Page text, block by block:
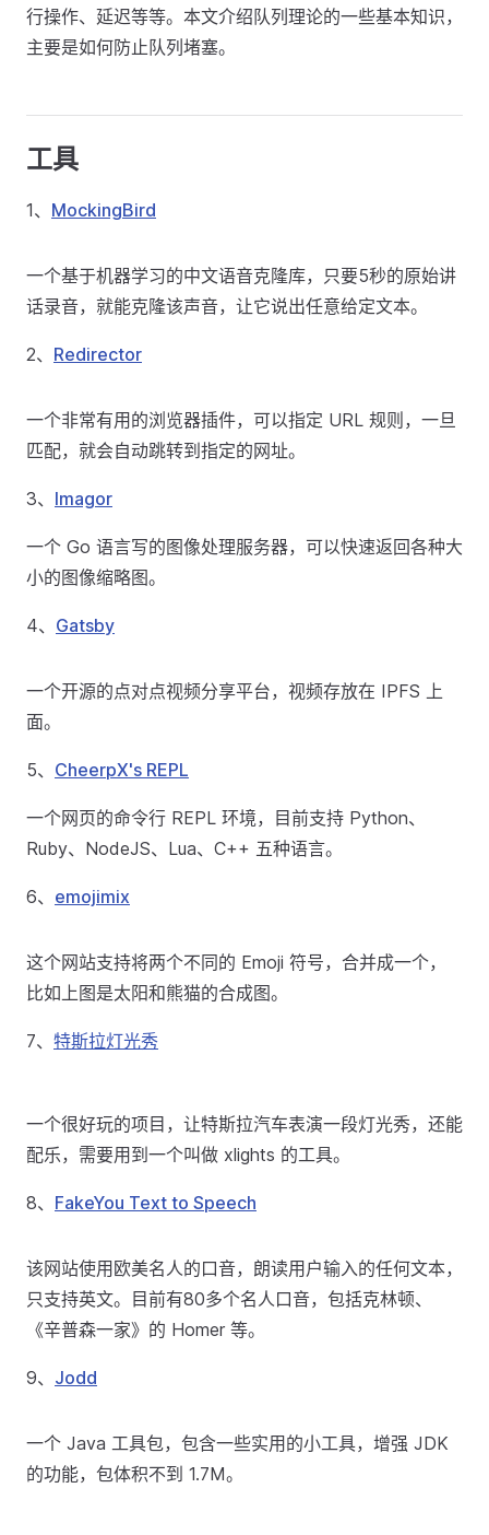
行操作、延迟等等。本文介绍队列理论的一些基本知识，
主要是如何防止队列堵塞。
工具
1、 MockingBird
一个基于机器学习的中文语音克隆库，只要5秒的原始讲
话录音，就能克隆该声音，让它说出任意给定文本。
2、 Redirector
一个非常有用的浏览器插件，可以指定 URL 规则，一旦
匹配，就会自动跳转到指定的网址。
3、 Imagor
一个 Go 语言写的图像处理服务器，可以快速返回各种大
小的图像缩略图。
4、 Gatsby
一个开源的点对点视频分享平台，视频存放在 IPFS 上
面。
5、 CheerpX's REPL
一个网页的命令行 REPL 环境，目前支持 Python、
Ruby、NodeJS、Lua、C++ 五种语言。
6、 emojimix
这个网站支持将两个不同的 Emoji 符号，合并成一个，
比如上图是太阳和熊猫的合成图。
7、 特斯拉灯光秀
一个很好玩的项目，让特斯拉汽车表演一段灯光秀，还能
配乐，需要用到一个叫做 xlights 的工具。
8、 FakeYou Text to Speech
该网站使用欧美名人的口音，朗读用户输入的任何文本，
只支持英文。目前有80多个名人口音，包括克林顿、
《辛普森一家》的 Homer 等。
9、 Jodd
一个 Java 工具包，包含一些实用的小工具，增强 JDK
的功能，包体积不到 1.7M。